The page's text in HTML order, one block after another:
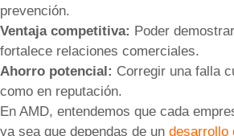
prevención.
Ventaja competitiva: Poder
fortalece relaciones comerciales.
Ahorro potencial: Corregir una falla
como en reputación.
En AMD, entendemos que cada
ya sea que dependas de un desarrollo